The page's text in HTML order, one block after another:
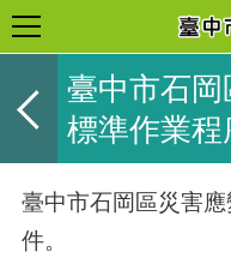
臺中市石
標準作業程
臺中市石岡區災害
件。